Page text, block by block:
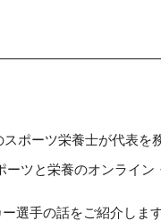
ポーツ栄養士が代表を
ーツと栄養のオンライン
選手の話をご紹介します